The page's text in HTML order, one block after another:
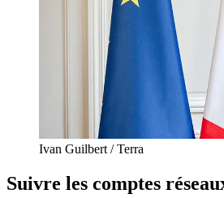
Ivan Guilbert / Terra
Suivre les comptes